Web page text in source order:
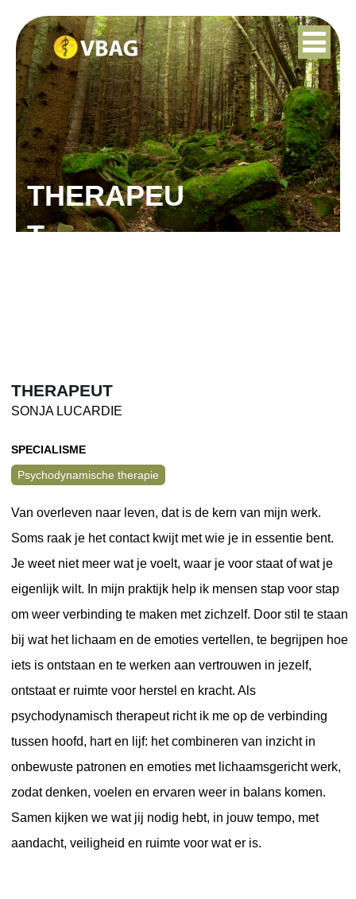
THERAPEU
T
THERAPEUT
SONJA LUCARDIE
SPECIALISME
Psychodynamische therapie
Van overleven naar leven, dat is de kern van mijn werk.
Soms raak je het contact kwijt met wie je in essentie bent.
Je weet niet meer wat je voelt, waar je voor staat of wat je
eigenlijk wilt. In mijn praktijk help ik mensen stap voor stap
om weer verbinding te maken met zichzelf. Door stil te staan
bij wat het lichaam en de emoties vertellen, te begrijpen hoe
iets is ontstaan en te werken aan vertrouwen in jezelf,
ontstaat er ruimte voor herstel en kracht. Als
psychodynamisch therapeut richt ik me op de verbinding
tussen hoofd, hart en lijf: het combineren van inzicht in
onbewuste patronen en emoties met lichaamsgericht werk,
zodat denken, voelen en ervaren weer in balans komen.
Samen kijken we wat jij nodig hebt, in jouw tempo, met
aandacht, veiligheid en ruimte voor wat er is.